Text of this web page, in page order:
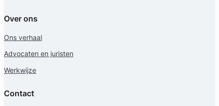
Over ons
Ons verhaal
Advocaten en juristen
Werkwijze
Contact